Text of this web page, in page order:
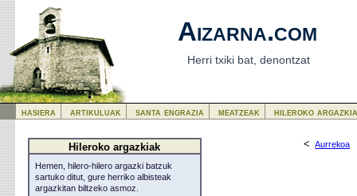
Aizarna.com
Herri txiki bat, denontzat
<Aurrekoa
Hileroko argazkiak
Hemen, hilero-hilero argazki batzuk
sartuko ditut, gure herriko albisteak
argazkitan biltzeko asmoz.
hasiera artikuluak santa engrazia meatzeak hileroko